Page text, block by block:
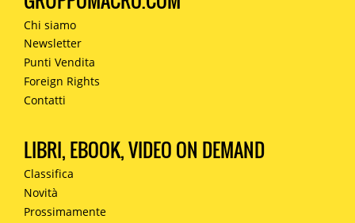
Chi siamo
Newsletter
Punti Vendita
Foreign Rights
Contatti
LIBRI, EBOOK, VIDEO ON DEMAND
Classifica
Novità
Prossimamente